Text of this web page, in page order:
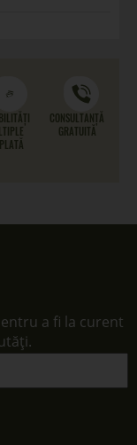
CONSULTANȚĂ
GRATUITĂ
a fi la curent